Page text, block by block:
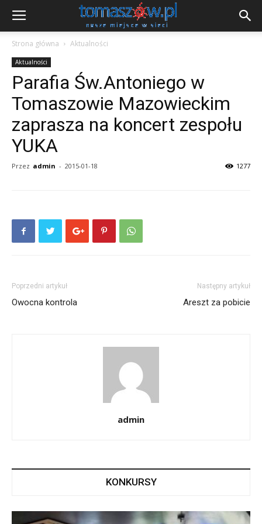
Strona główna Aktualności
Aktualności
Parafia Św.Antoniego w
Tomaszowie Mazowieckim
zaprasza na koncert zespołu
YUKA
Przez admin - 2015-01-18 1277
Poprzedni artykuł
Owocna kontrola
Następny artykuł
Areszt za pobicie
admin
KONKURSY